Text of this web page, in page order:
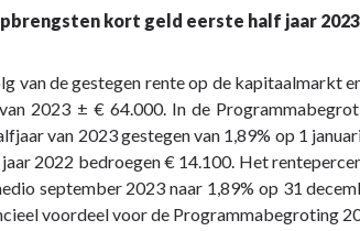
kort geld eerste half jaar 2023
van de gestegen rente op de kapitaalmarkt
2023 ± € 64.000. In de
van 2023 gestegen van 1,89% op 1
2022 bedroegen € 14.100. Het
september 2023 naar 1,89% op 31
voordeel voor de Programmabegroting